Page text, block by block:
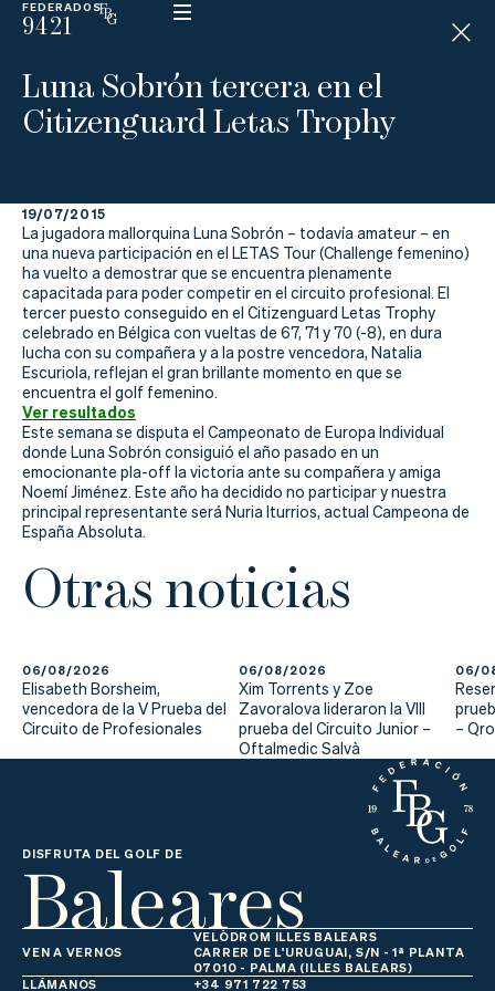
FEDERADOS
9421
ESP
N
D
I
C
La
Federación
Federarse
Jugar
Aprender
Actualidad
Tienda
Luna Sobrón tercera en el
Citizenguard Letas Trophy
19/07/2015
La jugadora mallorquina Luna Sobrón – todavía amateur – en
una nueva participación en el LETAS Tour (Challenge femenino)
ha vuelto a demostrar que se encuentra plenamente
capacitada para poder competir en el circuito profesional. El
tercer puesto conseguido en el Citizenguard Letas Trophy
celebrado en Bélgica con vueltas de 67, 71 y 70 (-8), en dura
lucha con su compañera y a la postre vencedora, Natalia
Escuriola, reflejan el gran brillante momento en que se
encuentra el golf femenino.
Ver resultados
Este semana se disputa el Campeonato de Europa Individual
donde Luna Sobrón consiguió el año pasado en un
emocionante pla-off la victoria ante su compañera y amiga
Noemí Jiménez. Este año ha decidido no participar y nuestra
principal representante será Nuria Iturrios, actual Campeona de
España Absoluta.
Otras noticias
06/08/2026
Elisabeth Borsheim,
vencedora de la V Prueba del
Circuito de Profesionales
06/08/2026
Xim Torrents y Zoe
Zavoralova lideraron la VIII
prueba del Circuito Junior –
Oftalmedic Salvà
06/
–
DISFRUTA DEL GOLF DE
Baleares
VEN A VERNOS
VELÒDROM ILLES BALEARS
CARRER DE L'URUGUAI, S/N - 1ª PLANTA
07010 - PALMA (ILLES BALEARS)
LLÁMANOS
+34 971 722 753